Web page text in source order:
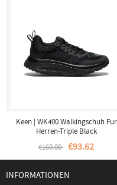
Keen | WK400 Walkingschuh Fur
Herren-Triple Black
€160.00 €93.62
INFORMATIONEN